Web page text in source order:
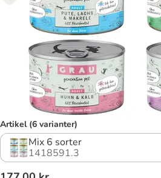
Artikel (6 varianter)
Mix 6 sorter
1418591.3